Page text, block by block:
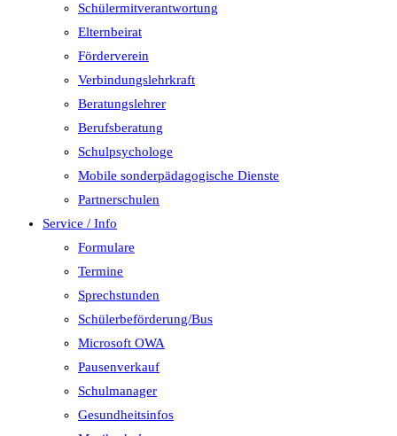
Schülermitverantwortung
Elternbeirat
Förderverein
Verbindungslehrkraft
Beratungslehrer
Berufsberatung
Schulpsychologe
Mobile sonderpädagogische Dienste
Partnerschulen
Service / Info
Formulare
Termine
Sprechstunden
Schülerbeförderung/Bus
Microsoft OWA
Pausenverkauf
Schulmanager
Gesundheitsinfos